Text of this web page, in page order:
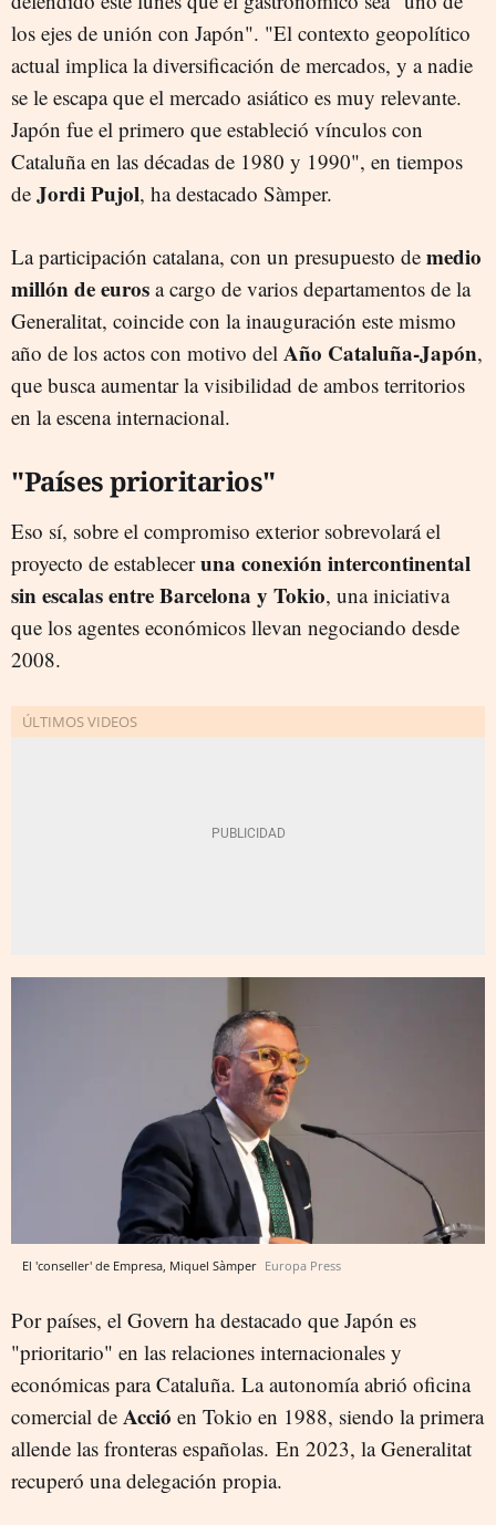
los ejes de unión con Japón". "El contexto geopolítico
actual implica la diversificación de mercados, y a nadie
se le escapa que el mercado asiático es muy relevante.
Japón fue el primero que estableció vínculos con
Cataluña en las décadas de 1980 y 1990", en tiempos
de Jordi Pujol, ha destacado Sàmper.
La participación catalana, con un presupuesto de medio
millón de euros a cargo de varios departamentos de la
Generalitat, coincide con la inauguración este mismo
año de los actos con motivo del Año Cataluña-Japón,
que busca aumentar la visibilidad de ambos territorios
en la escena internacional.
"Países prioritarios"
Eso sí, sobre el compromiso exterior sobrevolará el
proyecto de estableceruna conexión intercontinental
sin escalas entre Barcelona y Tokio, una iniciativa
que los agentes económicos llevan negociando desde
2008.
El 'conseller' de Empresa, Miquel Sàmper Europa Press
Por países, el Govern ha destacado que Japón es
"prioritario" en las relaciones internacionales y
económicas para Cataluña. La autonomía abrió oficina
comercial de Acció en Tokio en 1988, siendo la primera
allende las fronteras españolas. En 2023, la Generalitat
recuperó una delegación propia.